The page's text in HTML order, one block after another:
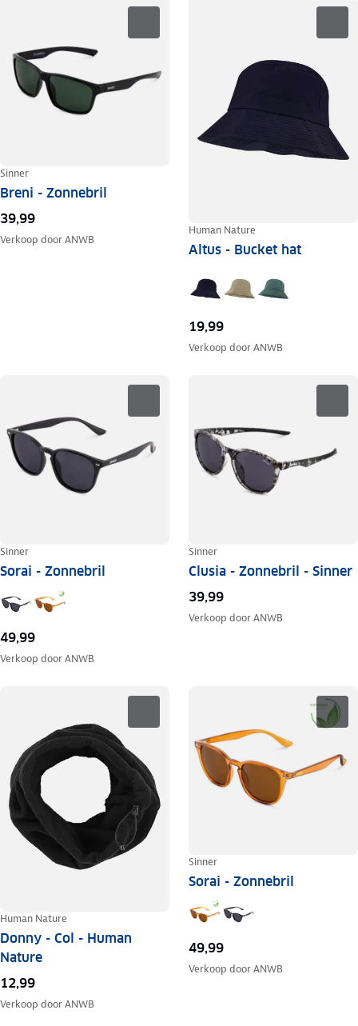
Sinner
Breni - Zonnebril
39,99
Verkoop doorANWB
Human Nature
Altus - Bucket hat
19,99
Verkoop doorANWB
Sinner
Sorai - Zonnebril
49,99
Verkoop doorANWB
Sinner
Clusia - Zonnebril - Sinner
39,99
Verkoop doorANWB
Human Nature
Donny - Col - Human
Nature
12,99
Verkoop doorANWB
Sinner
Sorai - Zonnebril
49,99
Verkoop doorANWB